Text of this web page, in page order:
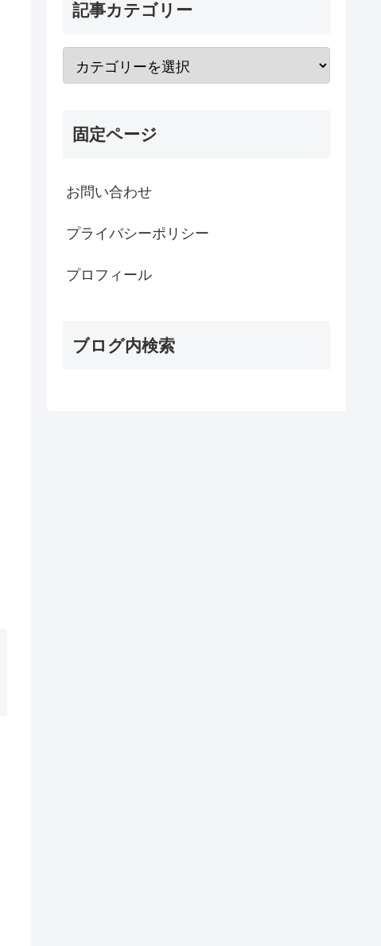
記事カテゴリー
固定ページ
お問い合わせ
プライバシーポリシー
プロフィール
ブログ内検索